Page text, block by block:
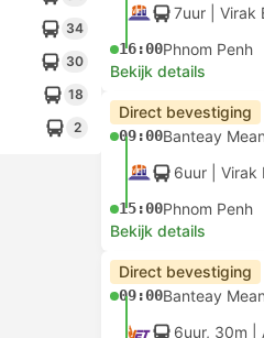
34
30
18
2
7uur | Virak
16:00Phnom Penh
Bekijk details
Direct bevestiging
09:00Banteay
6uur | Virak
15:00Phnom Penh
Bekijk details
Direct bevestiging
09:00Banteay
6uur, 30m |